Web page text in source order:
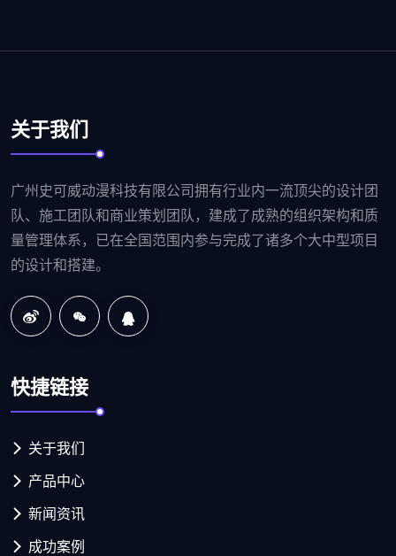
关于我们
广州史可威动漫科技有限公司拥有行业内一流顶尖的设计团
队、施工团队和商业策划团队，建成了成熟的组织架构和质
量管理体系，已在全国范围内参与完成了诸多个大中型项目
的设计和搭建。
快捷链接
关于我们
产品中心
新闻资讯
成功案例